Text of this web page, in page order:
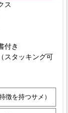
ス
付き
スタッキング可
徴を持つサメ）